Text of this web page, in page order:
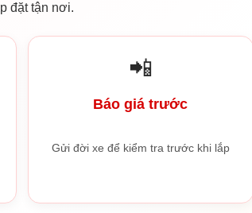
đặt tận nơi.
📲
Báo giá trước
Gửi đời xe để kiểm tra trước khi lắp